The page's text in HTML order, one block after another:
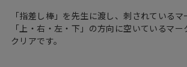
「指差し棒」を先生に渡し、刺されている
「上・右・左・下」の方向に空いているマ
クリアです。